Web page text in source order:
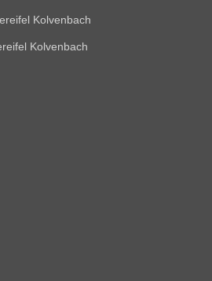
Kolvenbach
Kolvenbach